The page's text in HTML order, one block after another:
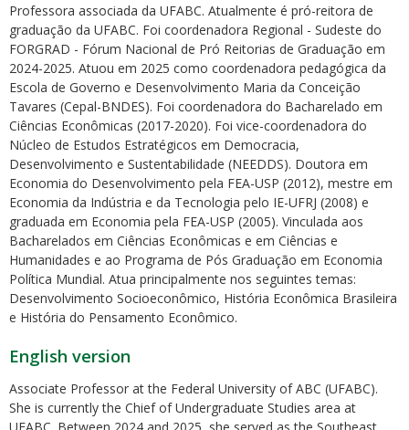
Professora associada da UFABC. Atualmente é pró-reitora de
graduação da UFABC. Foi coordenadora Regional - Sudeste do
FORGRAD - Fórum Nacional de Pró Reitorias de Graduação em
2024-2025. Atuou em 2025 como coordenadora pedagógica da
Escola de Governo e Desenvolvimento Maria da Conceição
Tavares (Cepal-BNDES). Foi coordenadora do Bacharelado em
Ciências Econômicas (2017-2020). Foi vice-coordenadora do
Núcleo de Estudos Estratégicos em Democracia,
Desenvolvimento e Sustentabilidade (NEEDDS). Doutora em
Economia do Desenvolvimento pela FEA-USP (2012), mestre em
Economia da Indústria e da Tecnologia pelo IE-UFRJ (2008) e
graduada em Economia pela FEA-USP (2005). Vinculada aos
Bacharelados em Ciências Econômicas e em Ciências e
Humanidades e ao Programa de Pós Graduação em Economia
Política Mundial. Atua principalmente nos seguintes temas:
Desenvolvimento Socioeconômico, História Econômica Brasileira
e História do Pensamento Econômico.
English version
Associate Professor at the Federal University of ABC (UFABC).
She is currently the Chief of Undergraduate Studies area at